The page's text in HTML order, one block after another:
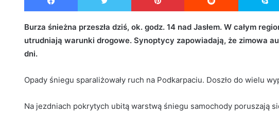
d
i
Burza śnieżna przeszła dziś, ok. godz. 14 nad Jasłem. W całym
utrudniają warunki drogowe. Synoptycy zapowiadają, że zimowa
dni.
Opady śniegu sparaliżowały ruch na Podkarpaciu. Doszło do wielu
Na jezdniach pokrytych ubitą warstwą śniegu samochody poruszają